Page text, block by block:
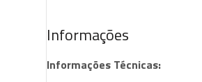
Informações
Informações Técnicas: